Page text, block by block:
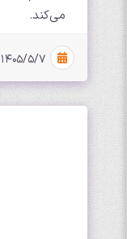
می‌کند.
۱۴۰۵/۵/۷